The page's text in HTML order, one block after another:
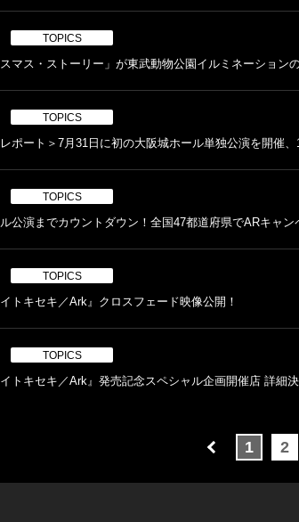
TOPICS
マス・ストーリー」が東武動物公園イルミネーション
TOPICS
ポート＞7月31日に初の大阪城ホール単独公演を開催
TOPICS
公演までカウントダウン！全国47都道府県でARキャン
TOPICS
イトキセキ／Ark』クロスフェード映像公開！
TOPICS
イトキセキ／Ark』発売記念スペシャル企画開催店 詳細
1 2